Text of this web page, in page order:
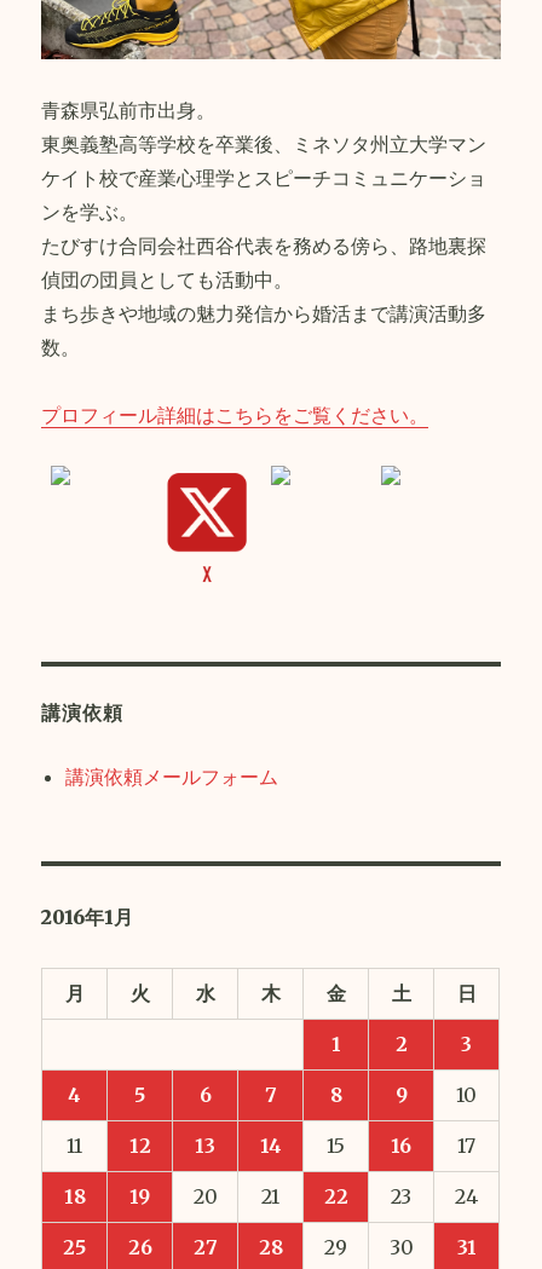
青森県弘前市出身。
東奥義塾高等学校を卒業後、ミネソタ州立大学マン
ケイト校で産業心理学とスピーチコミュニケーショ
ンを学ぶ。
たびすけ合同会社西谷代表を務める傍ら、路地裏探
偵団の団員としても活動中。
まち歩きや地域の魅力発信から婚活まで講演活動多
数。
プロフィール詳細はこちらをご覧ください。
講演依頼
講演依頼メールフォーム
2016年1月
月 火 水 木 金 土 日
1 2 3
4 5 6 7 8 9 10
11 12 13 14 15 16 17
18 19 20 21 22 23 24
25 26 27 28 29 30 31